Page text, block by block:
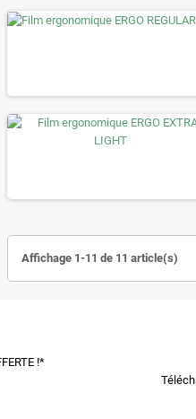
Affichage 1-11 de 11 article(s)
!*